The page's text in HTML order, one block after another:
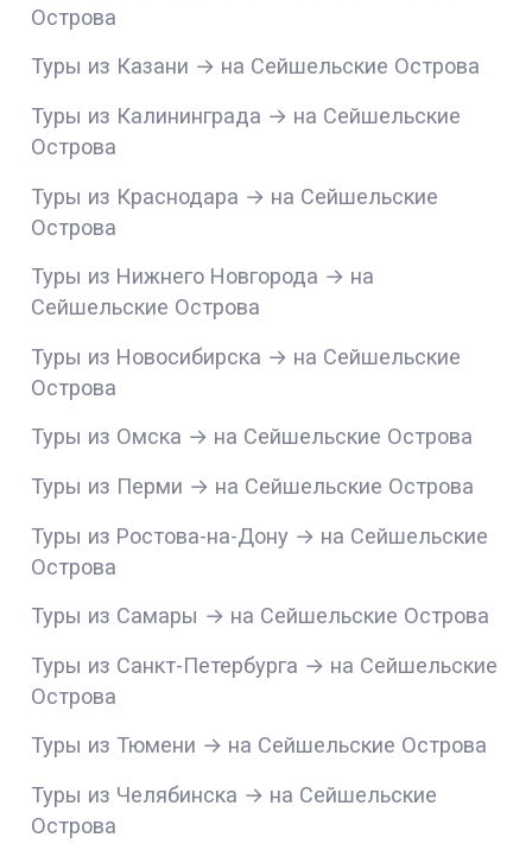
Острова
Туры из Казани → на Сейшельские Острова
Туры из Калининграда → на Сейшельские
Острова
Туры из Краснодара → на Сейшельские
Острова
Туры из Нижнего Новгорода → на
Сейшельские Острова
Туры из Новосибирска → на Сейшельские
Острова
Туры из Омска → на Сейшельские Острова
Туры из Перми → на Сейшельские Острова
Туры из Ростова-на-Дону → на Сейшельские
Острова
Туры из Самары → на Сейшельские Острова
Туры из Санкт-Петербурга → на Сейшельские
Острова
Туры из Тюмени → на Сейшельские Острова
Туры из Челябинска → на Сейшельские
Острова